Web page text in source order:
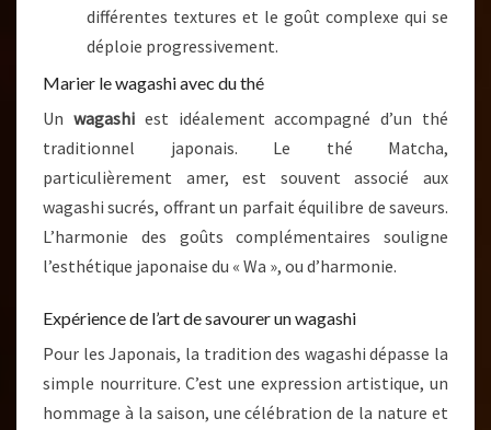
différentes textures et le goût complexe qui se
déploie progressivement.
Marier le wagashi avec du thé
Un wagashiest idéalement accompagné d’un thé
traditionnel japonais. Le thé Matcha,
particulièrement amer, est souvent associé aux
wagashi sucrés, offrant un parfait équilibre de saveurs.
L’harmonie des goûts complémentaires souligne
l’esthétique japonaise du « Wa », ou d’harmonie.
Expérience de l’art de savourer un wagashi
Pour les Japonais, la tradition des wagashi dépasse la
simple nourriture. C’est une expression artistique, un
hommage à la saison, une célébration de la nature et